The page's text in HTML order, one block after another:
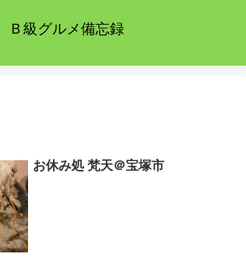
Ｂ級グルメ備忘録
お休み処 梵天＠宝塚市